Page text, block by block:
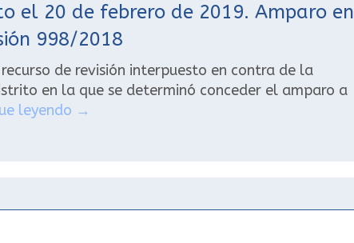
el 20 de febrero de 2019. Amparo en
998/2018
de revisión interpuesto en contra de la
en la que se determinó conceder el amparo a
leyendo →